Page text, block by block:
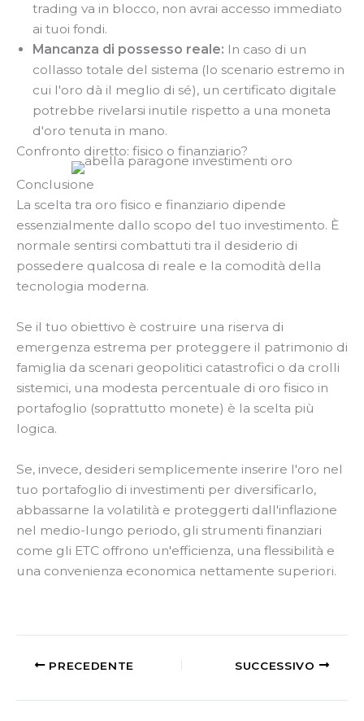
trading va in blocco, non avrai accesso immediato
ai tuoi fondi.
Mancanza di possesso reale: In caso di un
collasso totale del sistema (lo scenario estremo in
cui l'oro dà il meglio di sé), un certificato digitale
potrebbe rivelarsi inutile rispetto a una moneta
d'oro tenuta in mano.
Confronto diretto: fisico o finanziario?
Conclusione
La scelta tra oro fisico e finanziario dipende
essenzialmente dallo scopo del tuo investimento. È
normale sentirsi combattuti tra il desiderio di
possedere qualcosa di reale e la comodità della
tecnologia moderna.
Se il tuo obiettivo è costruire una riserva di
emergenza estrema per proteggere il patrimonio di
famiglia da scenari geopolitici catastrofici o da crolli
sistemici, una modesta percentuale di oro fisico in
portafoglio (soprattutto monete) è la scelta più
logica.
Se, invece, desideri semplicemente inserire l'oro nel
tuo portafoglio di investimenti per diversificarlo,
abbassarne la volatilità e proteggerti dall'inflazione
nel medio-lungo periodo, gli strumenti finanziari
come gli ETC offrono un'efficienza, una flessibilità e
una convenienza economica nettamente superiori.
PRECEDENTE SUCCESSIVO